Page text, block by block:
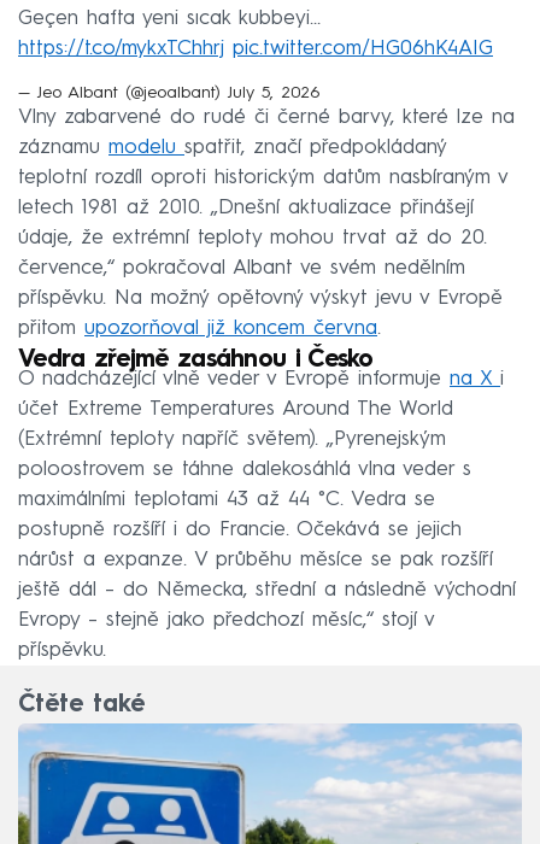
Geçen hafta yeni sıcak kubbeyi…
https://t.co/mykxTChhrj pic.twitter.com/HG06hK4AIG
— Jeo Albant (@jeoalbant) July 5, 2026
Vlny zabarvené do rudé či černé barvy, které lze na
záznamu modelu spatřit, značí předpokládaný
teplotní rozdíl oproti historickým datům nasbíraným v
letech 1981 až 2010. „Dnešní aktualizace přinášejí
údaje, že extrémní teploty mohou trvat až do 20.
července,“ pokračoval Albant ve svém nedělním
příspěvku. Na možný opětovný výskyt jevu v Evropě
přitom upozorňoval již koncem června.
Vedra zřejmě zasáhnou i Česko
O nadcházející vlně veder v Evropě informuje na X i
účet Extreme Temperatures Around The World
(Extrémní teploty napříč světem). „Pyrenejským
poloostrovem se táhne dalekosáhlá vlna veder s
maximálními teplotami 43 až 44 °C. Vedra se
postupně rozšíří i do Francie. Očekává se jejich
nárůst a expanze. V průběhu měsíce se pak rozšíří
ještě dál – do Německa, střední a následně východní
Evropy – stejně jako předchozí měsíc,“ stojí v
příspěvku.
Čtěte také